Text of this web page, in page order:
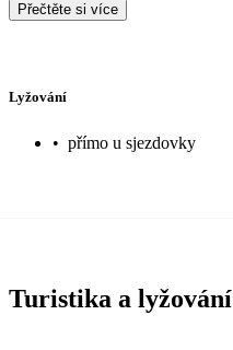
Přečtěte si více
Lyžování
• přímo u sjezdovky
Turistika a lyžování